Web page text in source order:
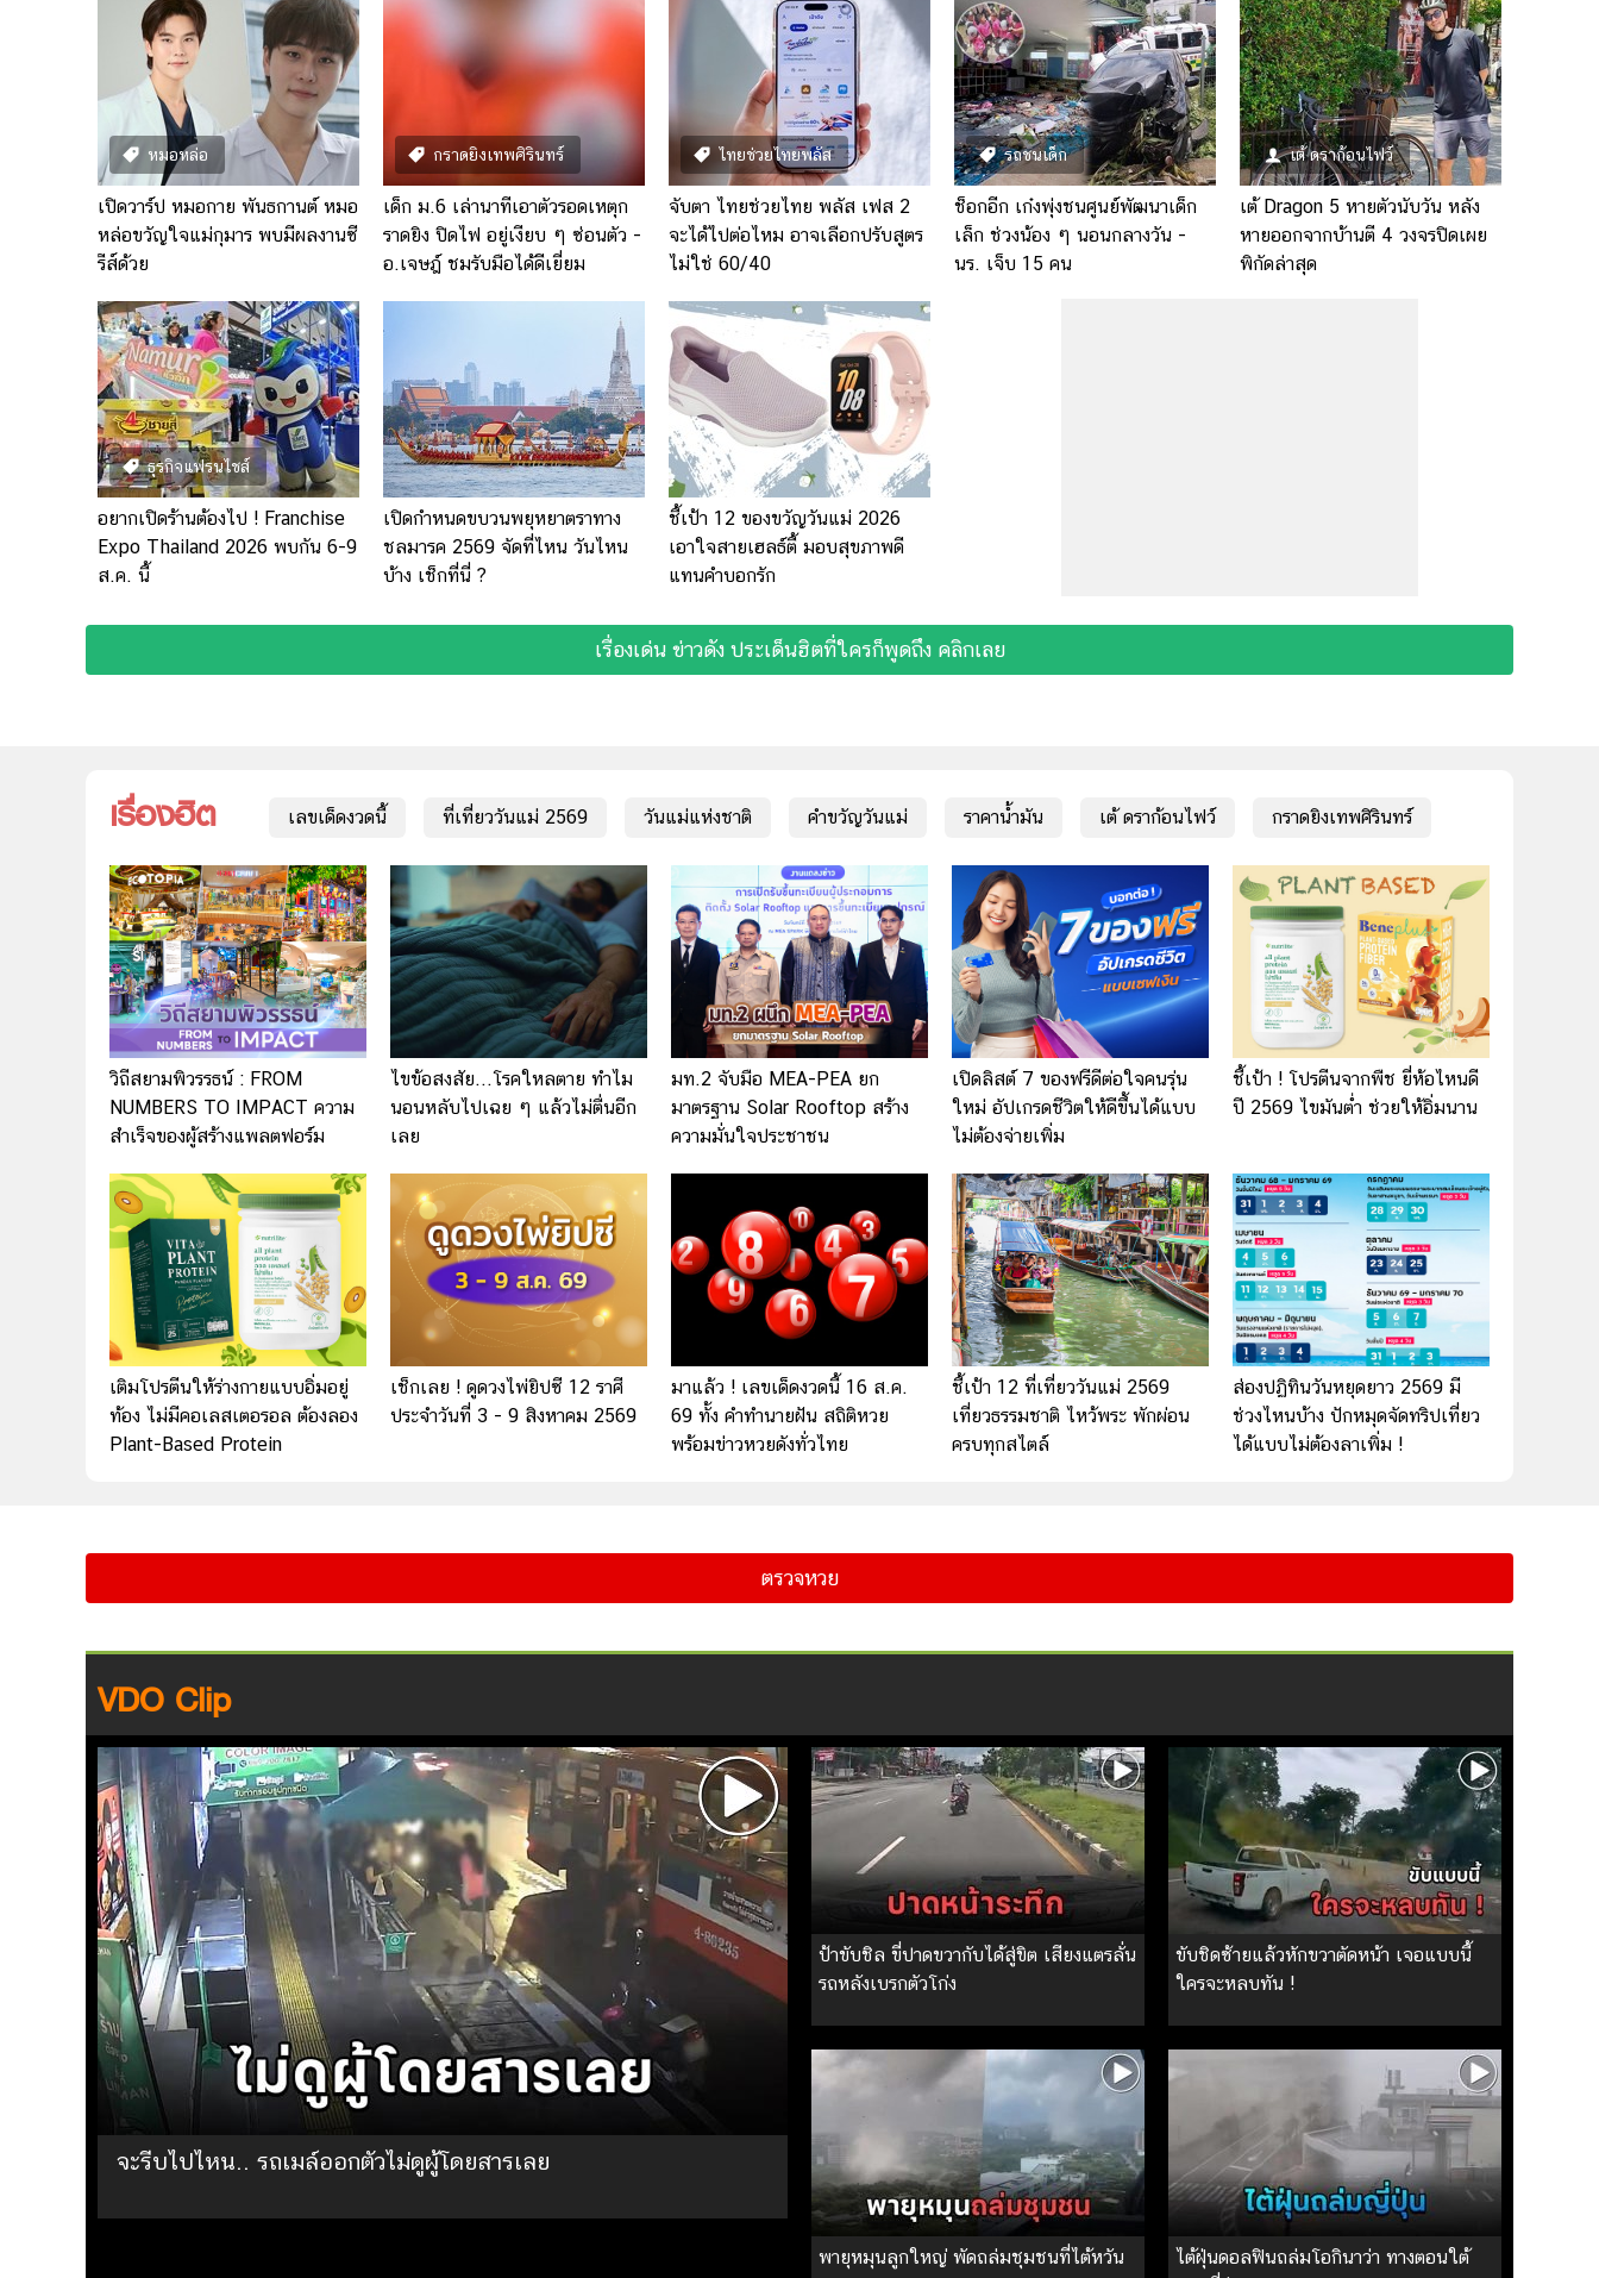
หมอหล่อ
เปิดวาร์ป หมอกาย พันธกานต์ หมอ
หล่อขวัญใจแม่กุมาร พบมีผลงานซี
รีส์ด้วย
กราดยิงเทพศิรินทร์
เด็ก ม.6 เล่านาทีเอาตัวรอดเหตุก
ราดยิง ปิดไฟ อยู่เงียบ ๆ ซ่อนตัว -
อ.เจษฎ์ ชมรับมือได้ดีเยี่ยม
ไทยช่วยไทยพลัส
จับตา ไทยช่วยไทย พลัส เฟส 2
จะได้ไปต่อไหม อาจเลือกปรับสูตร
ไม่ใช่ 60/40
รถชนเด็ก
ช็อกอีก เก๋งพุ่งชนศูนย์พัฒนาเด็ก
เล็ก ช่วงน้อง ๆ นอนกลางวัน -
นร. เจ็บ 15 คน
เต้ ดราก้อนไฟว์
เต้ Dragon 5 หายตัวนับวัน หลัง
หายออกจากบ้านตี 4 วงจรปิดเผย
พิกัดล่าสุด
ธุรกิจแฟรนไชส์
อยากเปิดร้านต้องไป ! Franchise
Expo Thailand 2026 พบกัน 6-9
ส.ค. นี้
เปิดกำหนดขบวนพยุหยาตราทาง
ชลมารค 2569 จัดที่ไหน วันไหน
บ้าง เช็กที่นี่ ?
ชี้เป้า 12 ของขวัญวันแม่ 2026
เอาใจสายเฮลธ์ตี้ มอบสุขภาพดี
แทนคำบอกรัก
เรื่องเด่น ข่าวดัง ประเด็นฮิตที่ใครก็พูดถึง คลิกเลย
เรื่องฮิต เลขเด็ดงวดนี้ ที่เที่ยววันแม่ 2569 วันแม่แห่งชาติ คำขวัญวันแม่ ราคาน้ำมัน เต้ ดราก้อนไฟว์ กราดยิงเทพศิรินทร์
วิถีสยามพิวรรธน์ : FROM
NUMBERS TO IMPACT ความ
สำเร็จของผู้สร้างแพลตฟอร์ม
ไขข้อสงสัย...โรคใหลตาย ทำไม
นอนหลับไปเฉย ๆ แล้วไม่ตื่นอีก
เลย
มท.2 จับมือ MEA-PEA ยก
มาตรฐาน Solar Rooftop สร้าง
ความมั่นใจประชาชน
เปิดลิสต์ 7 ของฟรีดีต่อใจคนรุ่น
ใหม่ อัปเกรดชีวิตให้ดีขึ้นได้แบบ
ไม่ต้องจ่ายเพิ่ม
ชี้เป้า ! โปรตีนจากพืช ยี่ห้อไหนดี
ปี 2569 ไขมันต่ำ ช่วยให้อิ่มนาน
เติมโปรตีนให้ร่างกายแบบอิ่มอยู่
ท้อง ไม่มีคอเลสเตอรอล ต้องลอง
Plant-Based Protein
เช็กเลย ! ดูดวงไพ่ยิปซี 12 ราศี
ประจำวันที่ 3 - 9 สิงหาคม 2569
มาแล้ว ! เลขเด็ดงวดนี้ 16 ส.ค.
69 ทั้ง คำทำนายฝัน สถิติหวย
พร้อมข่าวหวยดังทั่วไทย
ชี้เป้า 12 ที่เที่ยววันแม่ 2569
เที่ยวธรรมชาติ ไหว้พระ พักผ่อน
ครบทุกสไตล์
ส่องปฏิทินวันหยุดยาว 2569 มี
ช่วงไหนบ้าง ปักหมุดจัดทริปเที่ยว
ได้แบบไม่ต้องลาเพิ่ม !
ตรวจหวย
VDO Clip
จะรีบไปไหน.. รถเมล์ออกตัวไม่ดูผู้โดยสารเลย
ป้าขับชิล ขี่ปาดขวากับได้สู่ขิต เสียงแตรลั่น
รถหลังเบรกตัวโก่ง
ขับชิดซ้ายแล้วหักขวาตัดหน้า เจอแบบนี้
ใครจะหลบทัน !
พายุหมุนลูกใหญ่ พัดถล่มชุมชนที่ไต้หวัน
ไต้ฝุ่นดอลฟินถล่มโอกินาว่า ทางตอนใต้